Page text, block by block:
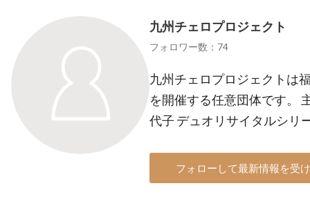
九州チェロプロジェクト
フォロワー数：74
九州チェロプロジェクトは
を開催する任意団体です。
代子 デュオリサイタルシリ
フォローして最新情報を受